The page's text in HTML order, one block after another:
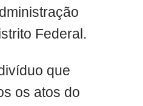
Federal.
que
os atos do